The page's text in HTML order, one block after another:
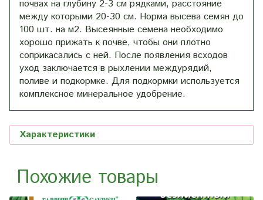
почвах на глубину 2-3 см рядками, расстояние
между которыми 20-30 см. Норма высева семян до
100 шт. на м2. Высеянные семена необходимо
хорошо прижать к почве, чтобы они плотно
соприкасались с ней. После появления всходов
уход заключается в рыхлении междурядий,
поливе и подкормке. Для подкормки используется
комплексное минеральное удобрение.
Характеристики
Похожие товары